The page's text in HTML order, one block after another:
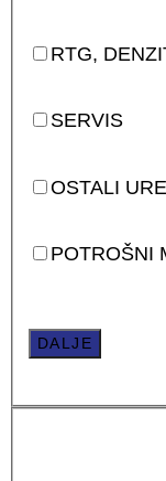
RTG,
SERVIS
OSTALI
POTROŠNI
DALJE